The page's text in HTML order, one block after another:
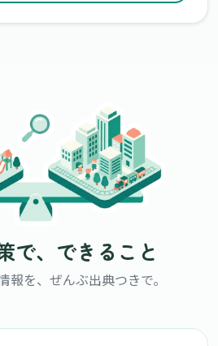
で、できること
報を、ぜんぶ出典つきで。